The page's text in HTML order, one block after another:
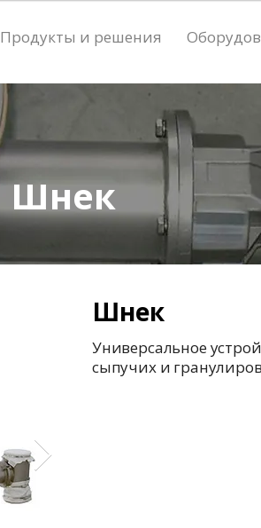
Продукты и решения
Шнек
Шнек
Универсальное
сыпучих и